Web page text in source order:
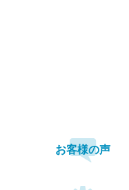
お客様の声